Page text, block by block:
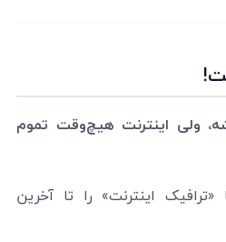
ولی اینترنت هیچ‌وقت تموم
اینترنت» را تا آخرین